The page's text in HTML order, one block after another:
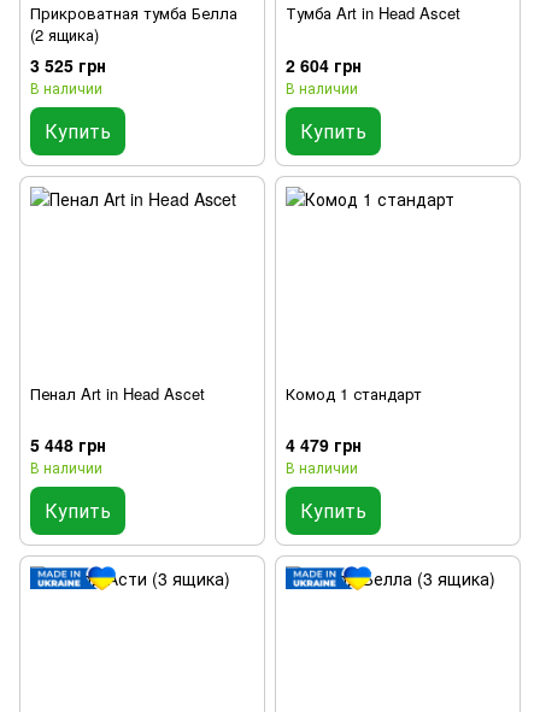
Прикроватная тумба Белла
(2 ящика)
3 525 грн
В наличии
Купить
Тумба Art in Head Ascet
2 604 грн
В наличии
Купить
Пенал Art in Head Ascet
5 448 грн
В наличии
Купить
Комод 1 стандарт
4 479 грн
В наличии
Купить